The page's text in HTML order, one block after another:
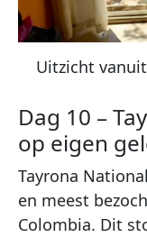
Uitzicht
Dag 10 –
op eigen
Tayrona
en meest
Colombia. Dit